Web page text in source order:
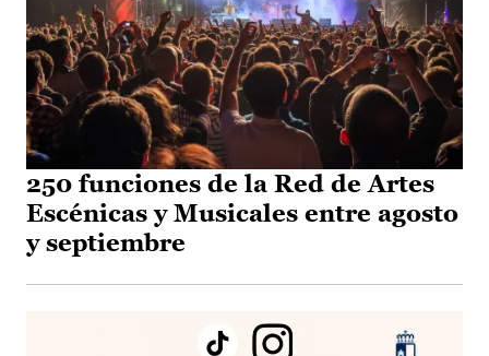
250 funciones de la Red de Artes
Escénicas y Musicales entre agosto
y septiembre